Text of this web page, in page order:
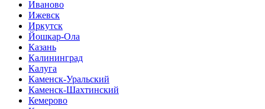
Иваново
Ижевск
Иркутск
Йошкар-Ола
Казань
Калининград
Калуга
Каменск-Уральский
Каменск-Шахтинский
Кемерово